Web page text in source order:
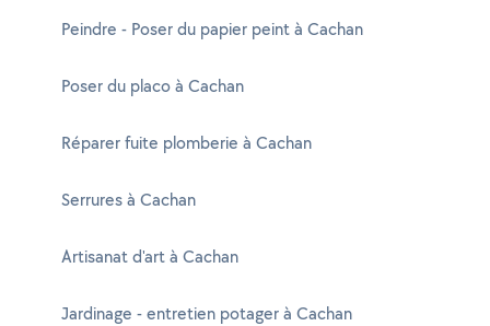
Peindre - Poser du papier peint à Cachan
Poser du placo à Cachan
Réparer fuite plomberie à Cachan
Serrures à Cachan
Artisanat d'art à Cachan
Jardinage - entretien potager à Cachan